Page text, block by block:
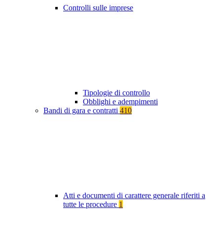
Controlli sulle imprese
Tipologie di controllo
Obblighi e adempimenti
Bandi di gara e contratti 410
Atti e documenti di carattere generale riferiti a
tutte le procedure 1